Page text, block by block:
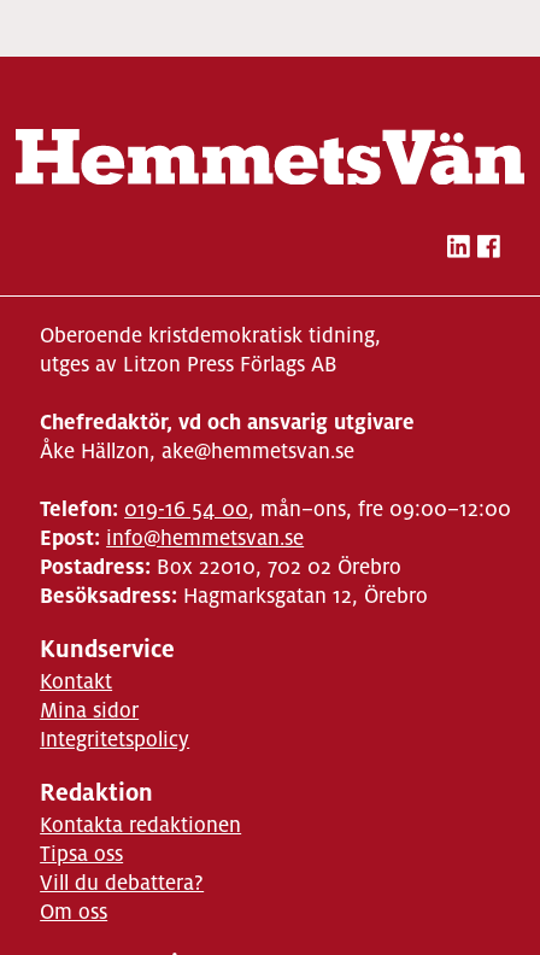
Oberoende kristdemokratisk tidning,
utges av Litzon Press Förlags AB
Chefredaktör, vd och ansvarig utgivare
Åke Hällzon, ake@hemmetsvan.se
Telefon: 019-16 54 00, mån–ons, fre 09:00–12:00
Epost: info@hemmetsvan.se
Postadress: Box 22010, 702 02 Örebro
Besöksadress: Hagmarksgatan 12, Örebro
Kundservice
Kontakt
Mina sidor
Integritetspolicy
Redaktion
Kontakta redaktionen
Tipsa oss
Vill du debattera?
Om oss